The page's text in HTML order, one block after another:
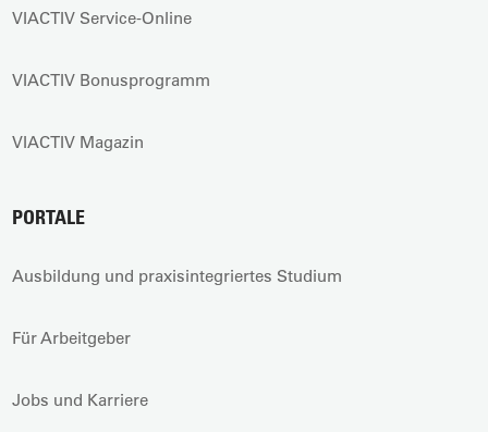
VIACTIV Service-Online
VIACTIV Bonusprogramm
VIACTIV Magazin
PORTALE
Ausbildung und praxisintegriertes Studium
Für Arbeitgeber
Jobs und Karriere